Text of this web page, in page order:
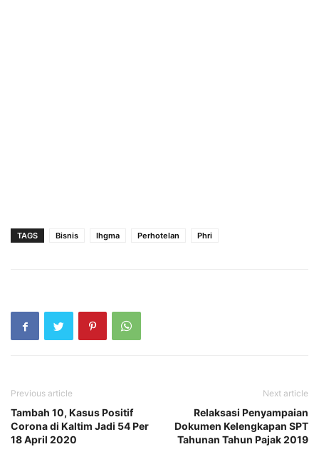
TAGS Bisnis Ihgma Perhotelan Phri
Previous article
Tambah 10, Kasus Positif
Corona di Kaltim Jadi 54 Per
18 April 2020
Next article
Relaksasi Penyampaian
Dokumen Kelengkapan SPT
Tahunan Tahun Pajak 2019